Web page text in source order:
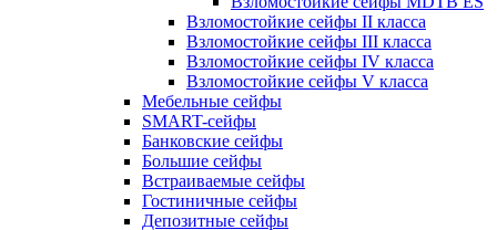
Взломостойкие сейфы II класса
Взломостойкие сейфы III класса
Взломостойкие сейфы IV класса
Взломостойкие сейфы V класса
Мебельные сейфы
SMART-сейфы
Банковские сейфы
Большие сейфы
Встраиваемые сейфы
Гостиничные сейфы
Депозитные сейфы